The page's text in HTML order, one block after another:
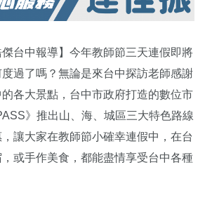
傑台中報導】今年教師節三天連假即將
過了嗎？無論是來台中探訪老師感謝
各大景點，台中市政府打造的數位市
》推出山、海、城區三大特色路線
讓大家在教師節小確幸連假中，在台
或手作美食，都能盡情享受台中各種